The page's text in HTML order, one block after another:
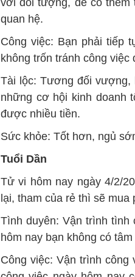
với đối tượng, dễ có thêm
quan hệ.
Công việc: Bạn phải tiếp
không trốn tránh công việc
Tài lộc: Tương đối
những cơ hội kinh doanh
được nhiều tiền.
Sức khỏe: Tốt hơn, ngủ
Tuổi Dần
Tử vi hôm nay ngày 4/2/
lại, tham của rẻ thì sẽ mua
Tình duyên: Vận trình
hôm nay bạn không có
Công việc: Vận trình